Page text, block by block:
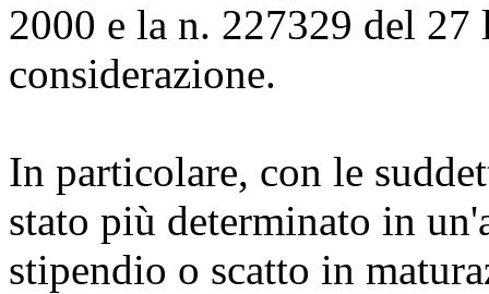
2000 e la n. 227329 del
considerazione.
In particolare, con le
stato più determinato in
stipendio o scatto in